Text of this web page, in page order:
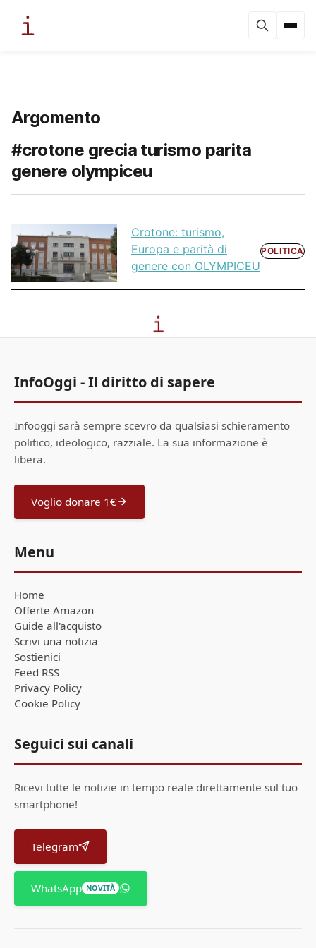
Argomento
#crotone grecia turismo parita
genere olympiceu
Crotone: turismo,
Europa e parità di
genere con OLYMPICEU
POLITICA
InfoOggi - Il diritto di sapere
Infooggi sarà sempre scevro da qualsiasi schieramento
politico, ideologico, razziale. La sua informazione è
libera.
Voglio donare 1€
Menu
Home
Offerte Amazon
Guide all'acquisto
Scrivi una notizia
Sostienici
Feed RSS
Privacy Policy
Cookie Policy
Seguici sui canali
Ricevi tutte le notizie in tempo reale direttamente sul tuo
smartphone!
Telegram
WhatsApp NOVITÀ